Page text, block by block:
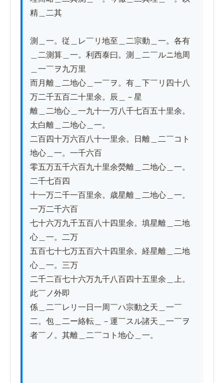
精＿二其
測＿一。従＿レ￣リ地至＿二宗動＿一。各有
＿二測算＿一。利西泰曰。測＿二￣ルニ地周
＿一￣ヲ九万里
而月離＿二地心＿一￣ヲ。有＿下￣リ四十八
万二千五百二十里余。辰＿－星
離＿二地心＿一九十一万八千七百五十里余。
太白離＿二地心＿一。
二百四十万六百八十一里余。日離＿二￣コト
地心＿一。一千六百
零五万五千六百九十里余熒離＿二地心＿一。
二千七百四
十一万二千一百里余。歳星離＿二地心＿一。
一万二千六百
七十六万九千五百八十四里余。填星離＿二地
心＿一。二万
五百七十七万五百六十四里余。経星離＿二地
心＿一。三万
二千二百七十六万九千八百四十五里余＿上。
此￣ノ外即
係＿二￣レリ一日一周￣ハ宗動之天＿一￣
二。包＿二ー絡転＿－運￣スル諸天＿一￣ヲ
者￣ノ。其離＿二￣コト地心＿一。